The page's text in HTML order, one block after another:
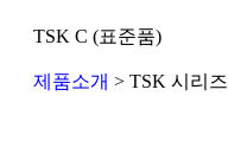
TSK C (표준품)
제품소개 > TSK 시리즈